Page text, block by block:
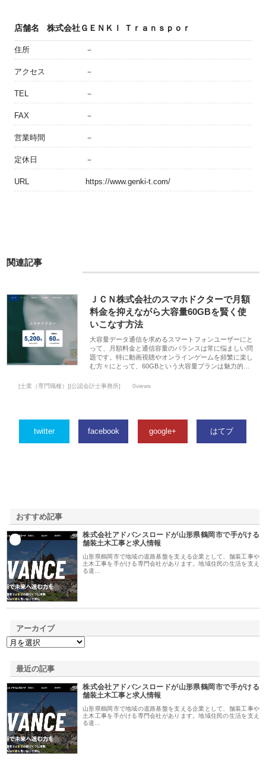
店舗名 株式会社ＧＥＮＫＩ Ｔｒａｎｓｐｏｒ
住所 －
アクセス －
TEL －
FAX －
営業時間 －
定休日 －
URL https://www.genki-t.com/
関連記事
ＪＣＮ株式会社のスマホドクターで月額
料金を抑えながら大容量60GBを賢く使
いこなす方法
大容量データ通信を求めるスマートフォンユーザーにと
って、月額料金と通信容量のバランスは常に悩ましい問
題です。特に動画視聴やオンラインゲームを頻繁に楽し
む方々にとって、60GBという大容量プランは魅力的…
[士業（専門職種）][公認会計士事務所] 0views
twitter facebook google+ はてブ
おすすめ記事
株式会社アドバンスロードが山形県鶴岡市で手がける
舗装土木工事と求人情報
山形県鶴岡市で地域の道路基盤を支える企業として、舗装工事や
土木工事を手がける専門会社があります。地域住民の生活を支え
る道…
アーカイブ
最近の記事
株式会社アドバンスロードが山形県鶴岡市で手がける
舗装土木工事と求人情報
山形県鶴岡市で地域の道路基盤を支える企業として、舗装工事や
土木工事を手がける専門会社があります。地域住民の生活を支え
る道…